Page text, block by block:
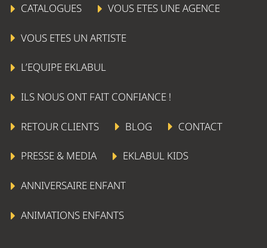
CATALOGUES VOUS ETES UNE AGENCE
VOUS ETES UN ARTISTE
L’EQUIPE EKLABUL
ILS NOUS ONT FAIT CONFIANCE !
RETOUR CLIENTS BLOG CONTACT
PRESSE & MEDIA EKLABUL KIDS
ANNIVERSAIRE ENFANT
ANIMATIONS ENFANTS